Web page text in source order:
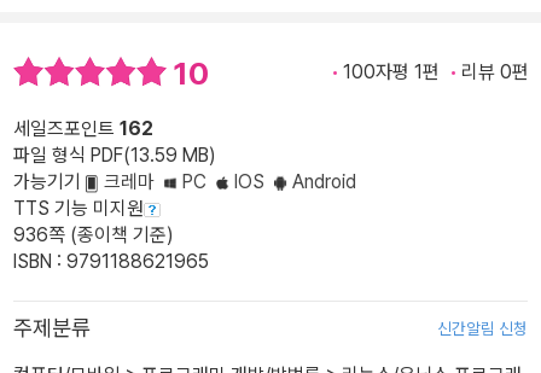
10 100자평 1편 리뷰 0편
세일즈포인트 162
파일 형식 PDF(13.59 MB)
가능기기
크레마 PC IOS
Android
TTS 기능 미지원
936쪽 (종이책 기준)
ISBN : 9791188621965
주제분류 신간알림 신청